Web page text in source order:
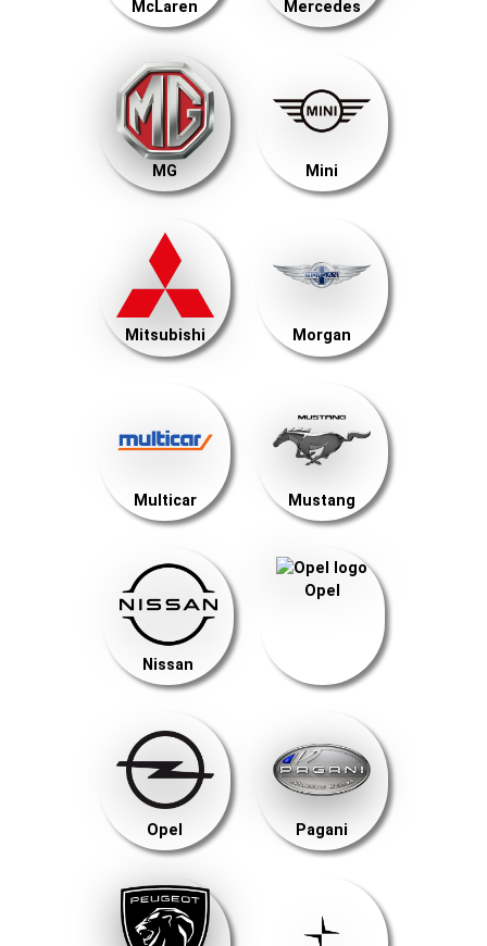
McLaren Mercedes
MG Mini
Mitsubishi Morgan
Multicar Mustang
Nissan
Opel
Opel Pagani